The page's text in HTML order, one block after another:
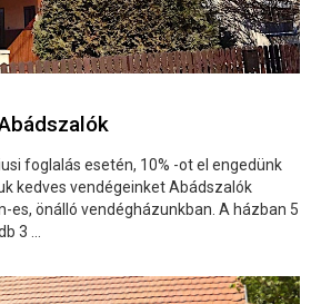
foglalás esetén, 10% -ot el engedünk
kedves vendégeinket Abádszalók
es, önálló vendégházunkban. A házban 5
3 ...